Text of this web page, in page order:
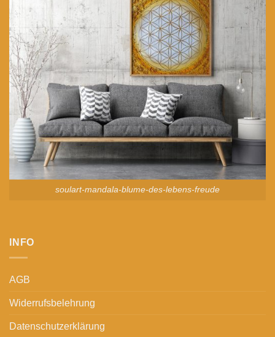
soulart-mandala-blume-des-lebens-freude
INFO
AGB
Widerrufsbelehrung
Datenschutzerklärung